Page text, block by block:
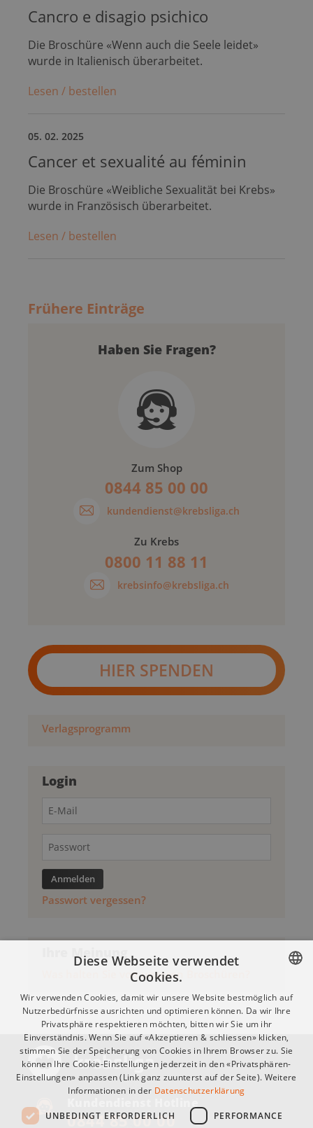
Cancro e disagio psichico
Die Broschüre «Wenn auch die Seele leidet»
wurde in Italienisch überarbeitet.
Lesen / bestellen
05. 02. 2025
Cancer et sexualité au féminin
Die Broschüre «Weibliche Sexualität bei Krebs»
wurde in Französisch überarbeitet.
Lesen / bestellen
Frühere Einträge
Haben Sie Fragen?
Zum Shop
0844 85 00 00
kundendienst@krebsliga.ch
Zu Krebs
0800 11 88 11
krebsinfo@krebsliga.ch
HIER SPENDEN
Verlagsprogramm
Login
Passwort vergessen?
Ihre Meinung
Was halten Sie von unseren Broschüren?
0844 85 00 00
GERMAN
ITALIANO
Diese Webseite verwendet
Cookies.
Wir verwenden Cookies, damit wir unsere Website bestmöglich auf
Nutzerbedürfnisse ausrichten und optimieren können. Da wir Ihre
Privatsphäre respektieren möchten, bitten wir Sie um ihr
Einverständnis. Wenn Sie auf «Akzeptieren & schliessen» klicken,
stimmen Sie der Speicherung von Cookies in Ihrem Browser zu. Sie
können Ihre Cookie-Einstellungen jederzeit in den «Privatsphären-
Einstellungen» anpassen (Link ganz zuunterst auf der Seite). Weitere
Informationen in der Datenschutzerklärung
UNBEDINGT ERFORDERLICH PERFORMANCE